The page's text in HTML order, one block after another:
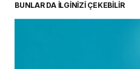
BUNLAR DA İLGİNİZİ ÇEKEBİLİR